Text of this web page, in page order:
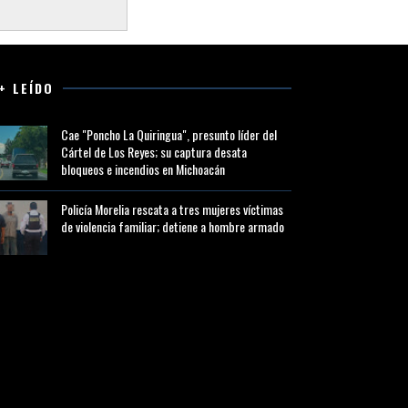
LEÍDO
Cae "Poncho La Quiringua", presunto líder del
Cártel de Los Reyes; su captura desata
bloqueos e incendios en Michoacán
Policía Morelia rescata a tres mujeres víctimas
de violencia familiar; detiene a hombre armado